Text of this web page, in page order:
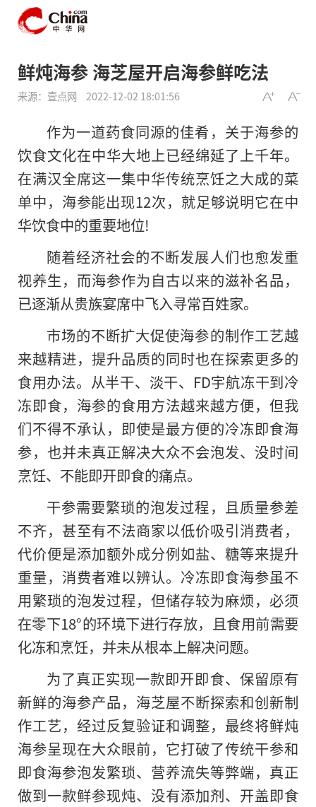
鲜炖海参 海芝屋开启海参鲜吃法
来源：壹点网 2022-12-02 18:01:56
作为一道药食同源的佳肴，关于海参的
饮食文化在中华大地上已经绵延了上千年。
在满汉全席这一集中华传统烹饪之大成的菜
单中，海参能出现12次，就足够说明它在中
华饮食中的重要地位!
随着经济社会的不断发展人们也愈发重
视养生，而海参作为自古以来的滋补名品，
已逐渐从贵族宴席中飞入寻常百姓家。
市场的不断扩大促使海参的制作工艺越
来越精进，提升品质的同时也在探索更多的
食用办法。从半干、淡干、FD宇航冻干到冷
冻即食，海参的食用方法越来越方便，但我
们不得不承认，即使是最方便的冷冻即食海
参，也并未真正解决大众不会泡发、没时间
烹饪、不能即开即食的痛点。
干参需要繁琐的泡发过程，且质量参差
不齐，甚至有不法商家以低价吸引消费者，
代价便是添加额外成分例如盐、糖等来提升
重量，消费者难以辨认。冷冻即食海参虽不
用繁琐的泡发过程，但储存较为麻烦，必须
在零下18°的环境下进行存放，且食用前需要
化冻和烹饪，并未从根本上解决问题。
为了真正实现一款即开即食、保留原有
新鲜的海参产品，海芝屋不断探索和创新制
作工艺，经过反复验证和调整，最终将鲜炖
海参呈现在大众眼前，它打破了传统干参和
即食海参泡发繁琐、营养流失等弊端，真正
做到一款鲜参现炖、没有添加剂、开盖即食